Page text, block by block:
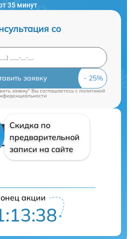
35 минут
со
заявку
заявку" Вы соглашаетесь cполитикой
Скидка по
предварительной
записи на сайте
акции